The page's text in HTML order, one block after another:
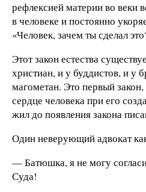
рефлексией материи во веки
в человеке и постоянно
«Человек, зачем ты сделал
Этот закон естества
христиан, и у буддистов, и у
магометан. Это первый
сердце человека при его
жил до появления закона
Один неверующий адвокат
— Батюшка, я не могу
Суда!